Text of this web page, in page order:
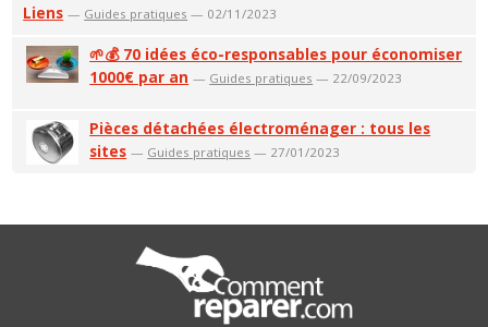
Liens — Guides pratiques — 02/11/2023
🌱💰 70 idées éco-responsables pour économiser
1000€ par an — Guides pratiques — 22/09/2023
Pièces détachées électroménager : tous les
sites — Guides pratiques — 27/01/2023